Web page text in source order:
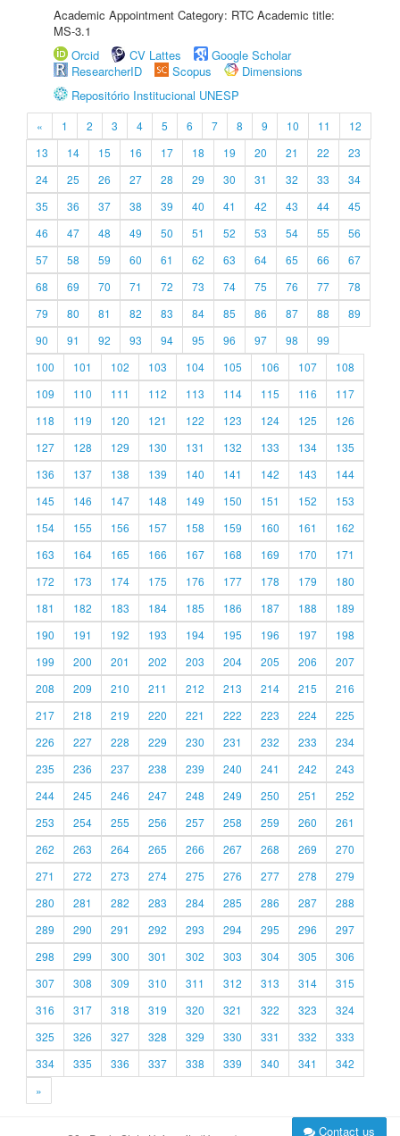
Academic Appointment Category: RTC Academic title:
MS-3.1
Orcid
CV Lattes
Google Scholar
ResearcherID
Scopus
Dimensions
Repositório Institucional UNESP
« 1 2 3 4 5 6 7 8 9 10 11
12
13
14 15 16 17 18 19 20 21 22
23
24
25 26 27 28 29 30 31 32 33
34
35
36 37 38 39 40 41 42 43 44
45
46
47 48 49 50 51 52 53 54 55
56
57
58 59 60 61 62 63 64 65 66
67
68
69 70 71 72 73 74 75 76 77
78
79
80 81 82 83 84 85 86 87 88
89
90
91 92 93 94 95 96 97 98
99
100
101 102 103 104 105 106 107
108
109
110 111 112 113 114 115 116
117
118
119 120 121 122 123 124 125
126
127
128 129 130 131 132 133 134
135
136
137 138 139 140 141 142 143
144
145
146 147 148 149 150 151 152
153
154
155 156 157 158 159 160 161
162
163
164 165 166 167 168 169 170
171
172
173 174 175 176 177 178 179
180
181
182 183 184 185 186 187 188
189
190
191 192 193 194 195 196 197
198
199
200 201 202 203 204 205 206
207
208
209 210 211 212 213 214 215
216
217
218 219 220 221 222 223 224
225
226
227 228 229 230 231 232 233
234
235
236 237 238 239 240 241 242
243
244
245 246 247 248 249 250 251
252
253
254 255 256 257 258 259 260
261
262
263 264 265 266 267 268 269
270
271
272 273 274 275 276 277 278
279
280
281 282 283 284 285 286 287
288
289
290 291 292 293 294 295 296
297
298
299 300 301 302 303 304 305
306
307
308 309 310 311 312 313 314
315
316
317 318 319 320 321 322 323
324
325
326 327 328 329 330 331 332
333
334
335 336 337 338 339 340 341
342
»
Contact us